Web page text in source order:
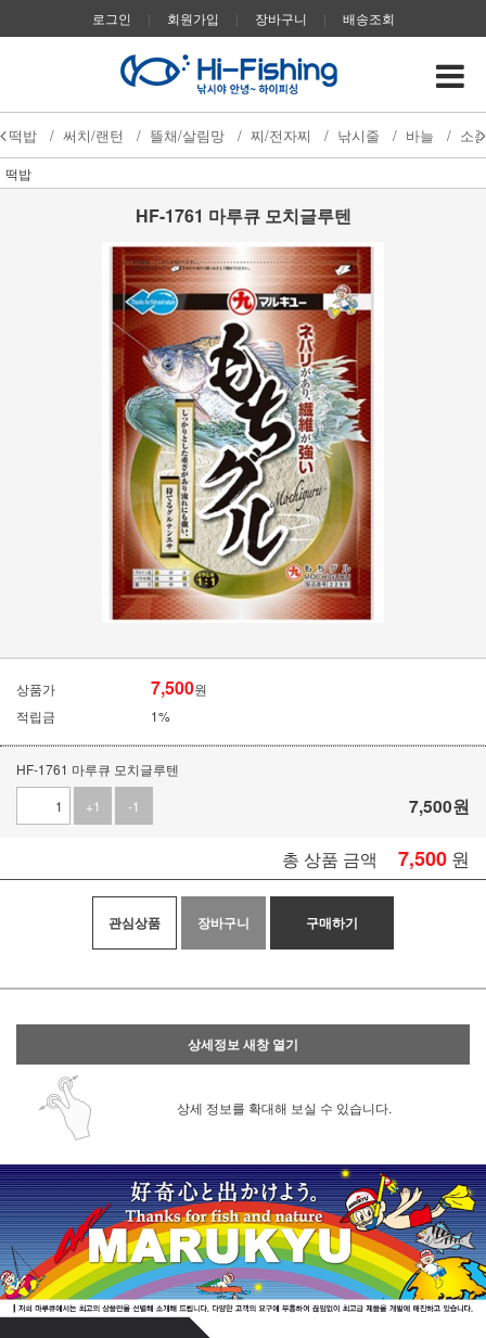
로그인 | 회원가입 | 장바구니 | 배송조회
떡밥 / 써치/랜턴 / 뜰채/살림망 / 찌/전자찌 / 낚시줄 / 바늘 / 소
떡밥
HF-1761 마루큐 모치글루텐
상품가 7,500원
적립금
1%
HF-1761 마루큐 모치글루텐
+1
-1 7,500원
총 상품 금액 7,500 원
관심상품 장바구니 구매하기
상세정보 새창 열기
상세 정보를 확대해 보실 수 있습니다.